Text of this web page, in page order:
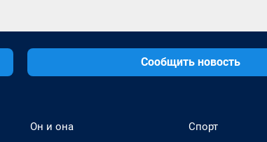
Сообщить новость
Он и она
Спорт